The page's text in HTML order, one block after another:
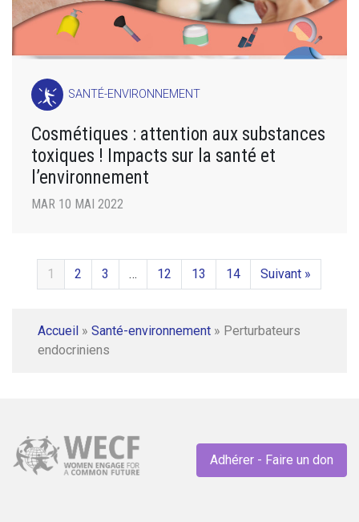
SANTÉ-ENVIRONNEMENT
Cosmétiques : attention aux substances
toxiques ! Impacts sur la santé et
l’environnement
MAR 10 MAI 2022
1 2 3 … 12 13 14 Suivant »
Accueil » Santé-environnement » Perturbateurs
endocriniens
Adhérer - Faire un don